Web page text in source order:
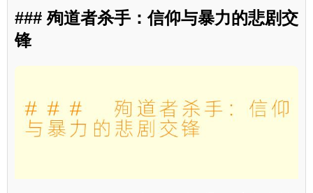
### 殉道者杀手：信仰与暴力的悲剧交
锋